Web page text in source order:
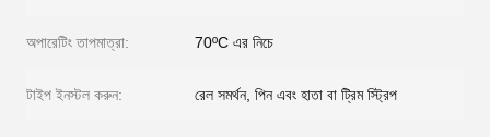
অপারেটিং তাপমাত্রা: 70ºC এর নিচে
টাইপ ইনস্টল করুন: রেল সমর্থন, পিন এবং হাতা বা ট্রিম স্ট্রিপ